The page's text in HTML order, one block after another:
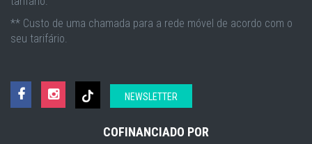
** Custo de uma chamada para a rede móvel de acordo com o
seu tarifário.
NEWSLETTER
COFINANCIADO POR